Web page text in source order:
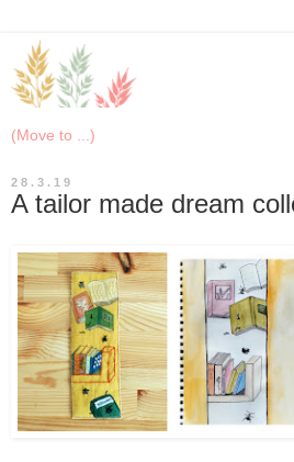
28.3.19
A tailor made dream